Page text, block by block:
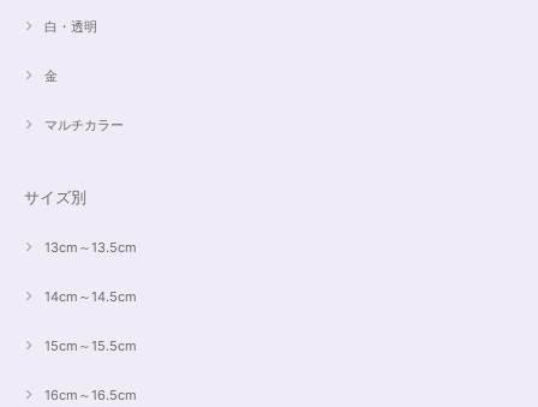
白・透明
金
マルチカラー
サイズ別
13cm～13.5cm
14cm～14.5cm
15cm～15.5cm
16cm～16.5cm